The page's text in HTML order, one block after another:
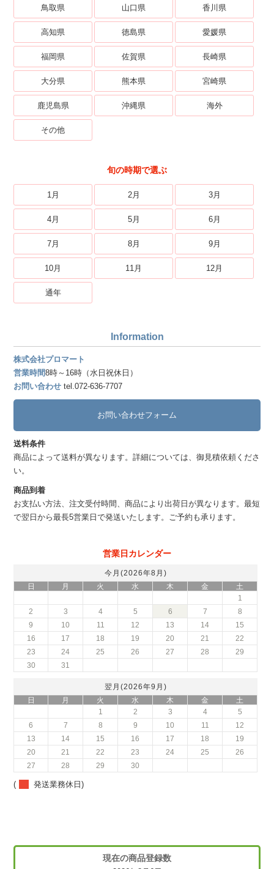
鳥取県 山口県 香川県
高知県 徳島県 愛媛県
福岡県 佐賀県 長崎県
大分県 熊本県 宮崎県
鹿児島県 沖縄県 海外
その他
旬の時期で選ぶ
1月 2月 3月
4月 5月 6月
7月 8月 9月
10月 11月 12月
通年
Information
株式会社プロマート
営業時間8時～16時（水日祝休日）
お問い合わせ tel.072-636-7707
お問い合わせフォーム
送料条件
商品によって送料が異なります。詳細については、御見積依頼くださ
い。
商品到着
お支払い方法、注文受付時間、商品により出荷日が異なります。最短
で翌日から最長5営業日で発送いたします。ご予約も承ります。
営業日カレンダー
今月(2026年8月)
日
月 火 水 木 金
土
1
2
3 4 5 6 7
8
9
10 11 12 13 14
15
16
17 18 19 20 21
22
23
24 25 26 27 28
29
30
31
翌月(2026年9月)
日
月 火 水 木 金
土
1
2 3 4
5
6
7 8 9 10 11
12
13
14 15 16 17 18
19
20
21 22 23 24 25
26
27
28 29 30
( 発送業務休日)
現在の商品登録数